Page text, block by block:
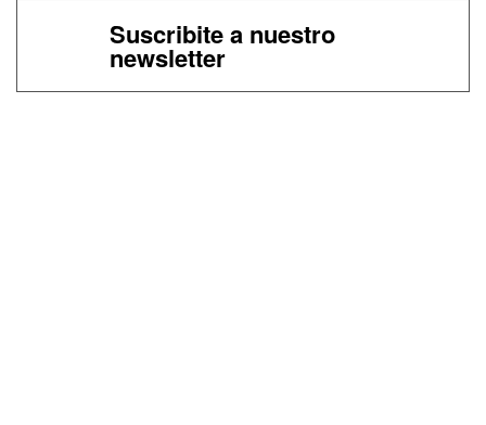
Suscribite a nuestro
newsletter